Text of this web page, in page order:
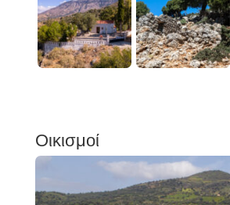
Οικισμοί